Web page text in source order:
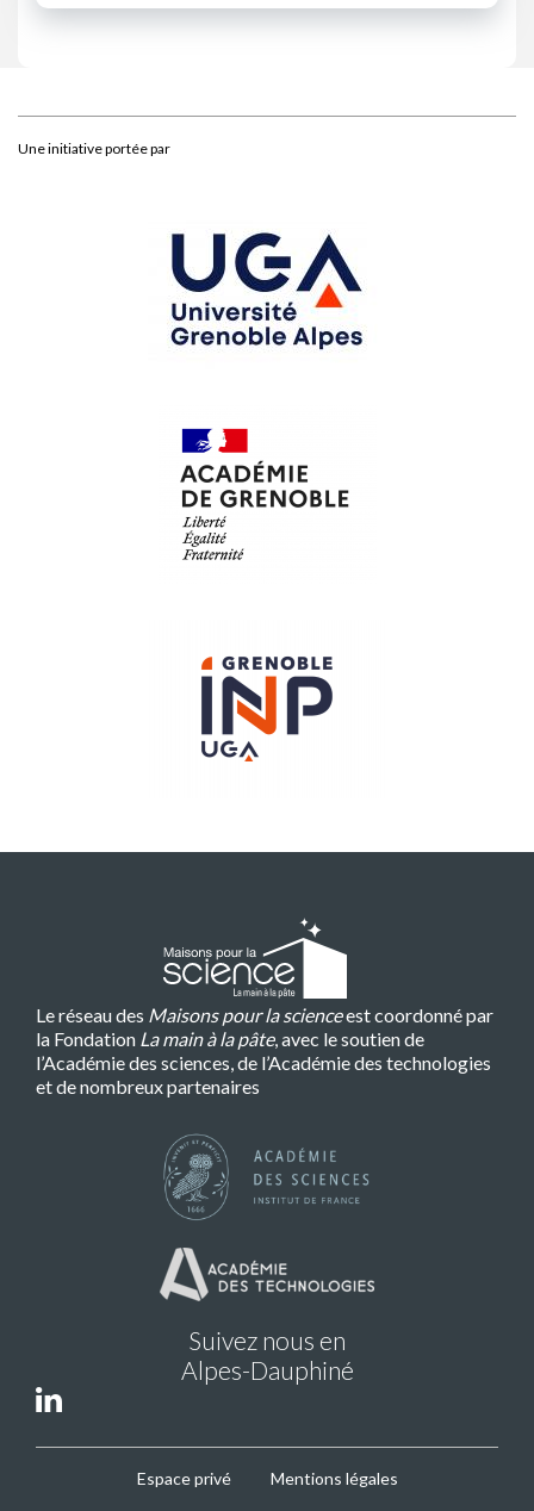
Une initiative portée par
Le réseau des Maisons pour la scienceest coordonné par
la Fondation La main à la pâte, avec le soutien de
l’Académie des sciences, de l’Académie des technologies
et de nombreux partenaires
Suivez nous en
Alpes-Dauphiné
Espace privé Mentions légales